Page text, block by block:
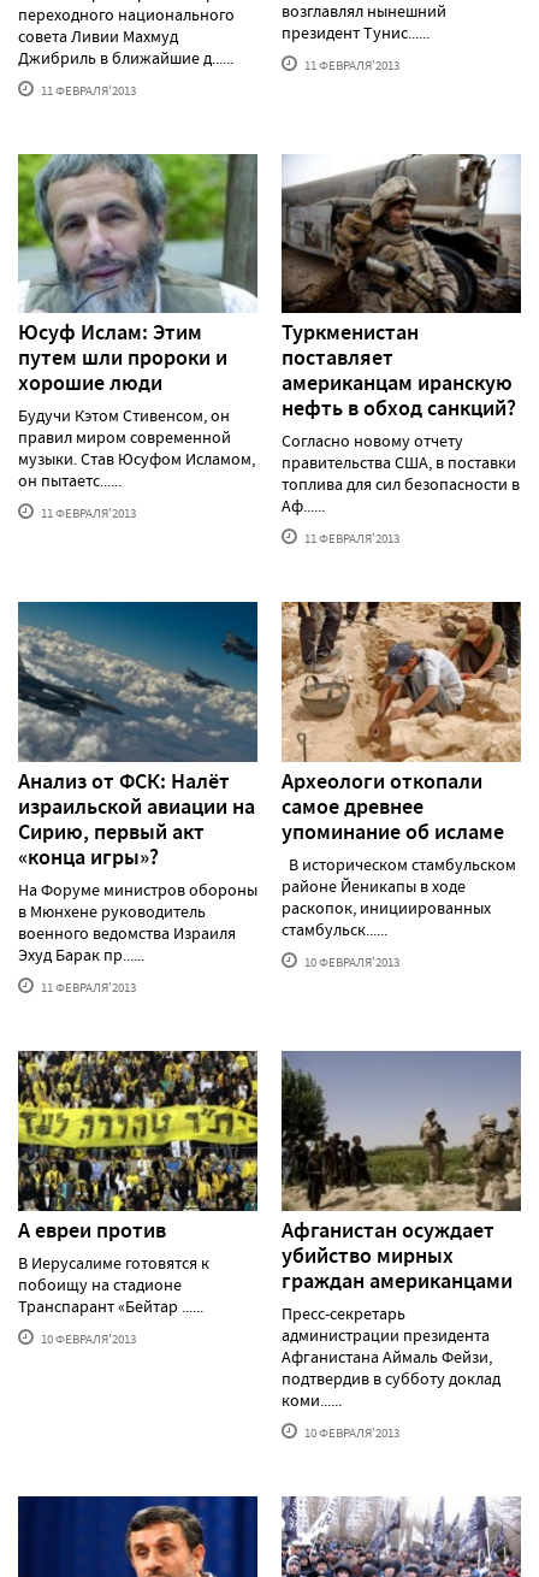
переходного национального
совета Ливии Махмуд
Джибриль в ближайшие д......
11 ФЕВРАЛЯ'2013
возглавлял нынешний
президент Тунис......
11 ФЕВРАЛЯ'2013
Юсуф Ислам: Этим
путем шли пророки и
хорошие люди
Будучи Кэтом Стивенсом, он
правил миром современной
музыки. Став Юсуфом Исламом,
он пытаетс......
11 ФЕВРАЛЯ'2013
Туркменистан
поставляет
американцам иранскую
нефть в обход санкций?
Согласно новому отчету
правительства США, в поставки
топлива для сил безопасности в
Аф......
11 ФЕВРАЛЯ'2013
Анализ от ФСК: Налёт
израильской авиации на
Сирию, первый акт
«конца игры»?
На Форуме министров обороны
в Мюнхене руководитель
военного ведомства Израиля
Эхуд Барак пр......
11 ФЕВРАЛЯ'2013
Археологи откопали
самое древнее
упоминание об исламе
В историческом стамбульском
районе Йеникапы в ходе
раскопок, инициированных
стамбульск......
10 ФЕВРАЛЯ'2013
А евреи против
В Иерусалиме готовятся к
побоищу на стадионе
Транспарант «Бейтар ......
10 ФЕВРАЛЯ'2013
Афганистан осуждает
убийство мирных
граждан американцами
Пресс-секретарь
администрации президента
Афганистана Аймаль Фейзи,
подтвердив в субботу доклад
коми......
10 ФЕВРАЛЯ'2013